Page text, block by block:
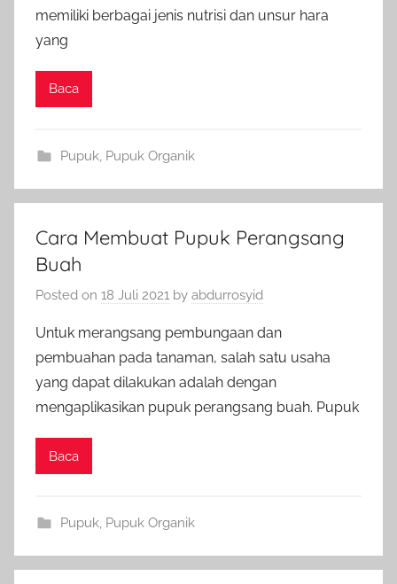
memiliki berbagai jenis nutrisi dan unsur hara
yang
Baca
Pupuk, Pupuk Organik
Cara Membuat Pupuk Perangsang
Buah
Posted on 18 Juli 2021 by abdurrosyid
Untuk merangsang pembungaan dan
pembuahan pada tanaman, salah satu usaha
yang dapat dilakukan adalah dengan
mengaplikasikan pupuk perangsang buah. Pupuk
Baca
Pupuk, Pupuk Organik